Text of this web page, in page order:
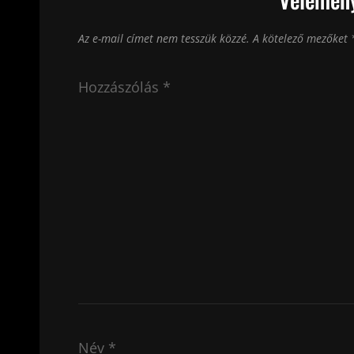
Az e-mail címet nem tesszük közzé. A kötelező mezőket
Hozzászólás *
Név *